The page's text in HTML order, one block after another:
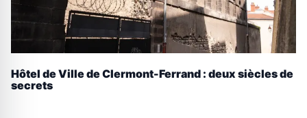
Hôtel de Ville de Clermont-Ferrand : deux siècles de
secrets